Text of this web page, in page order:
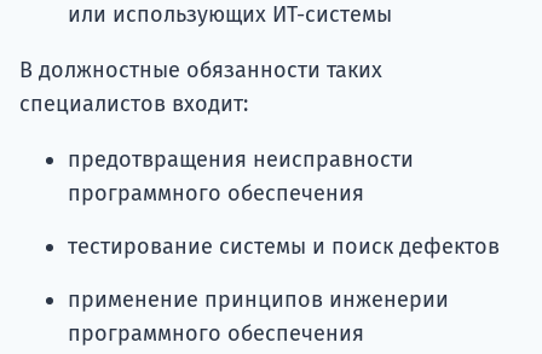
или использующих ИТ-системы
В должностные обязанности таких
специалистов входит:
предотвращения неисправности
программного обеспечения
тестирование системы и поиск дефектов
применение принципов инженерии
программного обеспечения